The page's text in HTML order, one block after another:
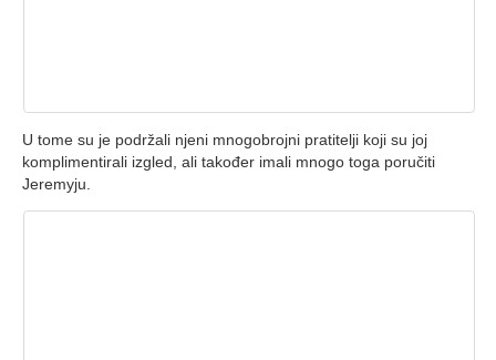
U tome su je podržali njeni mnogobrojni pratitelji koji su joj
komplimentirali izgled, ali također imali mnogo toga poručiti
Jeremyju.